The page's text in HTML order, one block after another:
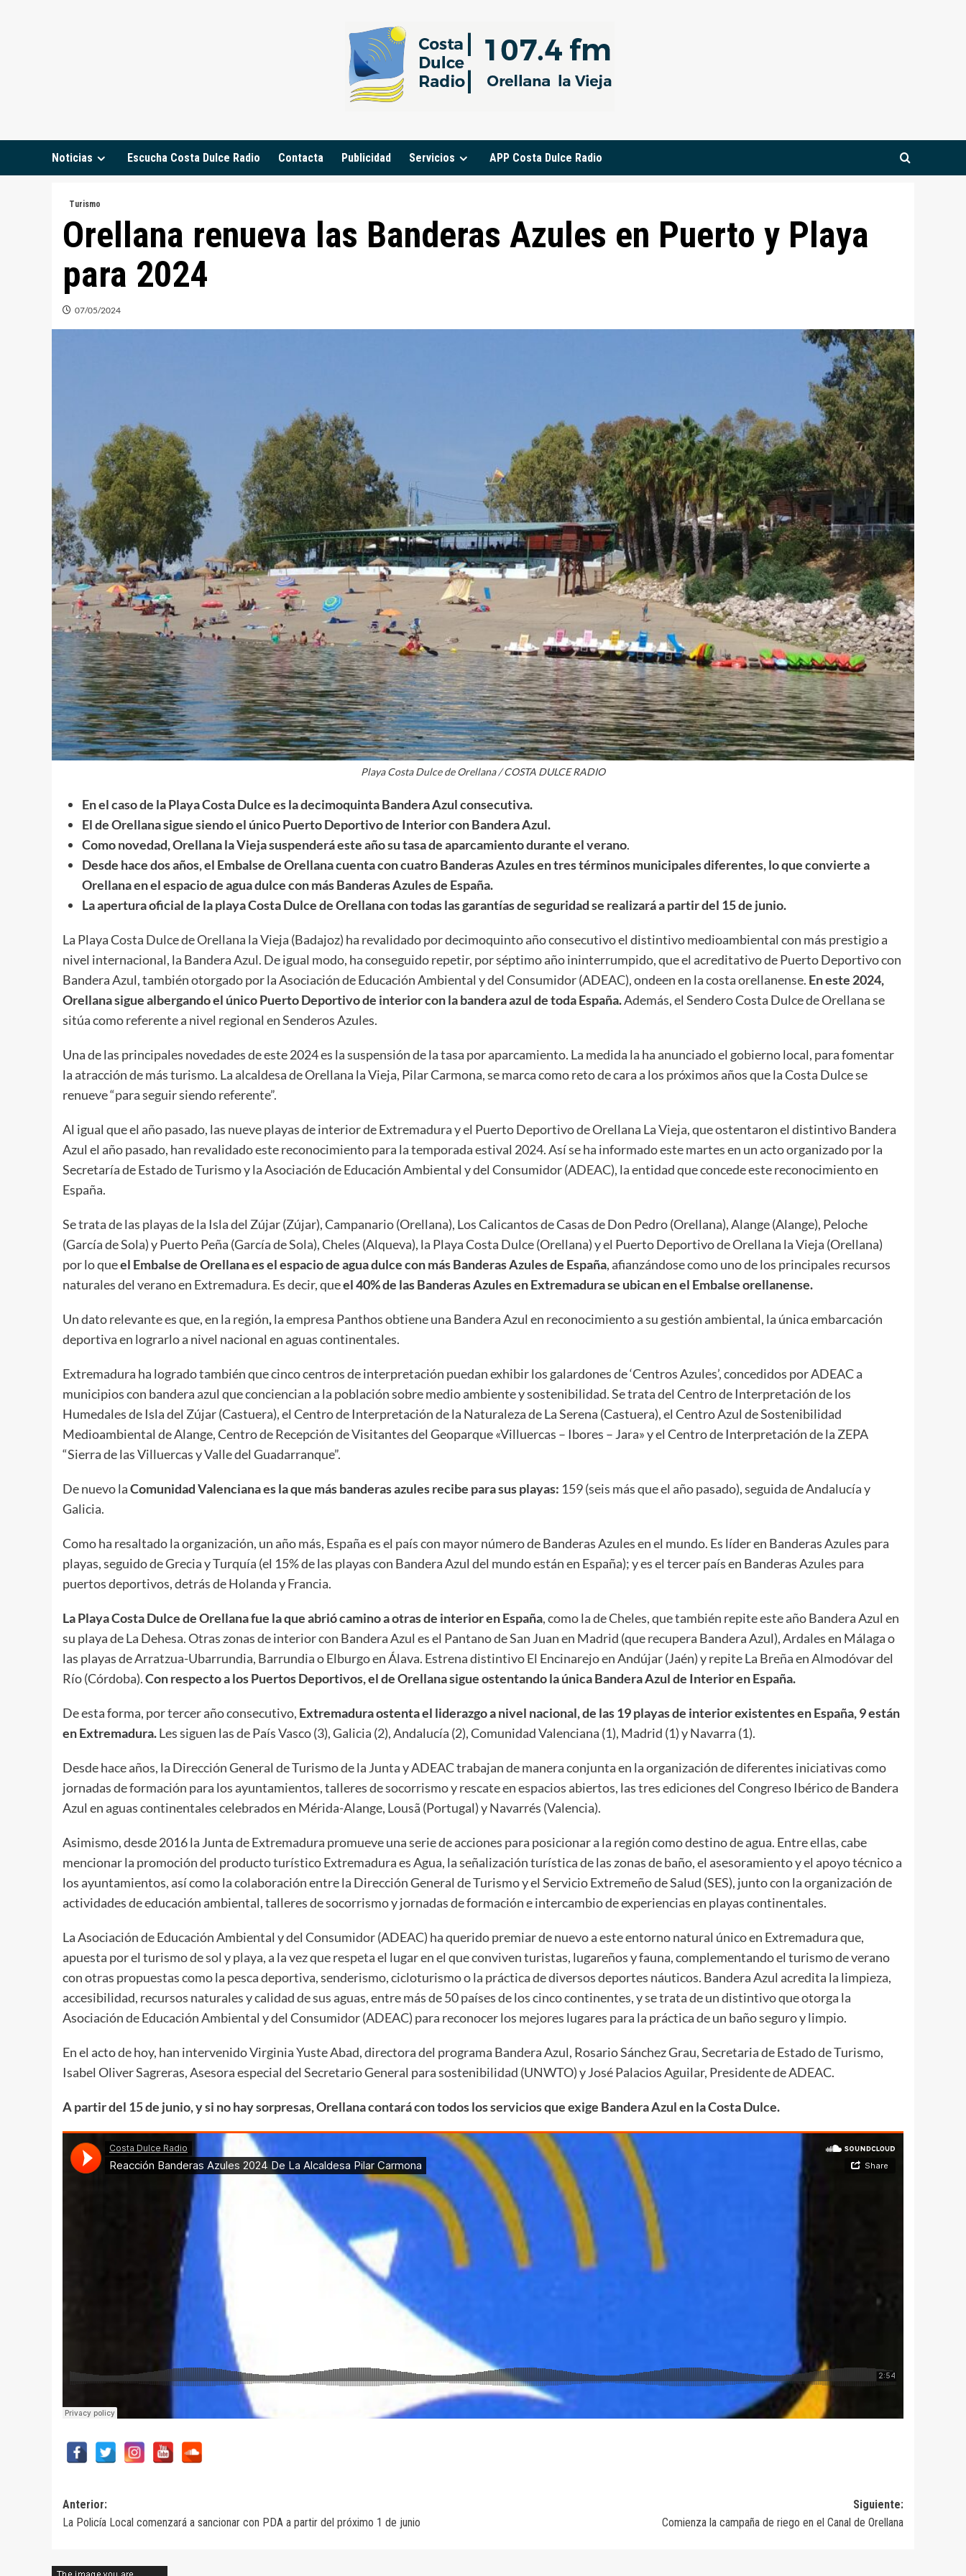
Noticias Escucha Costa Dulce Radio Contacta Publicidad Servicios APP Costa Dulce Radio
Turismo
Orellana renueva las Banderas Azules en Puerto y Playa
para 2024
07/05/2024
Playa Costa Dulce de Orellana / COSTA DULCE RADIO
En el caso de la Playa Costa Dulce es la decimoquinta Bandera Azul consecutiva.
El de Orellana sigue siendo el único Puerto Deportivo de Interior con Bandera Azul.
Como novedad, Orellana la Vieja suspenderá este año su tasa de aparcamiento durante el verano.
Desde hace dos años, el Embalse de Orellana cuenta con cuatro Banderas Azules en tres términos municipales diferentes, lo que convierte a
Orellana en el espacio de agua dulce con más Banderas Azules de España.
La apertura oficial de la playa Costa Dulce de Orellana con todas las garantías de seguridad se realizará a partir del 15 de junio.
La Playa Costa Dulce de Orellana la Vieja (Badajoz) ha revalidado por decimoquinto año consecutivo el distintivo medioambiental con más prestigio a
nivel internacional, la Bandera Azul. De igual modo, ha conseguido repetir, por séptimo año ininterrumpido, que el acreditativo de Puerto Deportivo con
Bandera Azul, también otorgado por la Asociación de Educación Ambiental y del Consumidor (ADEAC), ondeen en la costa orellanense. En este 2024,
Orellana sigue albergando el único Puerto Deportivo de interior con la bandera azul de toda España.Además, el Sendero Costa Dulce de Orellana se
sitúa como referente a nivel regional en Senderos Azules.
Una de las principales novedades de este 2024 es la suspensión de la tasa por aparcamiento. La medida la ha anunciado el gobierno local, para fomentar
la atracción de más turismo. La alcaldesa de Orellana la Vieja, Pilar Carmona, se marca como reto de cara a los próximos años que la Costa Dulce se
renueve “para seguir siendo referente”.
Al igual que el año pasado, las nueve playas de interior de Extremadura y el Puerto Deportivo de Orellana La Vieja, que ostentaron el distintivo Bandera
Azul el año pasado, han revalidado este reconocimiento para la temporada estival 2024. Así se ha informado este martes en un acto organizado por la
Secretaría de Estado de Turismo y la Asociación de Educación Ambiental y del Consumidor (ADEAC), la entidad que concede este reconocimiento en
España.
Se trata de las playas de la Isla del Zújar (Zújar), Campanario (Orellana), Los Calicantos de Casas de Don Pedro (Orellana), Alange (Alange), Peloche
(García de Sola) y Puerto Peña (García de Sola), Cheles (Alqueva), la Playa Costa Dulce (Orellana) y el Puerto Deportivo de Orellana la Vieja (Orellana)
por lo queel Embalse de Orellana es el espacio de agua dulce con más Banderas Azules de España, afianzándose como uno de los principales recursos
naturales del verano en Extremadura. Es decir, queel 40% de las Banderas Azules en Extremadura se ubican en el Embalse orellanense.
Un dato relevante es que, en la región,la empresa Panthos obtiene una Bandera Azul en reconocimiento a su gestión ambiental, la única embarcación
deportiva en lograrlo a nivel nacional en aguas continentales.
Extremadura ha logrado también que cinco centros de interpretación puedan exhibir los galardones de ‘Centros Azules’, concedidos por ADEAC a
municipios con bandera azul que conciencian a la población sobre medio ambiente y sostenibilidad. Se trata del Centro de Interpretación de los
Humedales de Isla del Zújar (Castuera), el Centro de Interpretación de la Naturaleza de La Serena (Castuera), el Centro Azul de Sostenibilidad
Medioambiental de Alange, Centro de Recepción de Visitantes del Geoparque «Villuercas – Ibores – Jara» y el Centro de Interpretación de la ZEPA
“Sierra de las Villuercas y Valle del Guadarranque”.
De nuevo laComunidad Valenciana es la que más banderas azules recibe para sus playas: 159 (seis más que el año pasado), seguida de Andalucía y
Galicia.
Como ha resaltado la organización, un año más, España es el país con mayor número de Banderas Azules en el mundo. Es líder en Banderas Azules para
playas, seguido de Grecia y Turquía (el 15% de las playas con Bandera Azul del mundo están en España); y es el tercer país en Banderas Azules para
puertos deportivos, detrás de Holanda y Francia.
La Playa Costa Dulce de Orellana fue la que abrió camino a otras de interior en España, como la de Cheles, que también repite este año Bandera Azul en
su playa de La Dehesa. Otras zonas de interior con Bandera Azul es el Pantano de San Juan en Madrid (que recupera Bandera Azul), Ardales en Málaga o
las playas de Arratzua-Ubarrundia, Barrundia o Elburgo en Álava. Estrena distintivo El Encinarejo en Andújar (Jaén) y repite La Breña en Almodóvar del
Río (Córdoba).Con respecto a los Puertos Deportivos, el de Orellana sigue ostentando la única Bandera Azul de Interior en España.
De esta forma, por tercer año consecutivo, Extremadura ostenta el liderazgo a nivel nacional, de las 19 playas de interior existentes en España, 9 están
en Extremadura.Les siguen las de País Vasco (3), Galicia (2), Andalucía (2), Comunidad Valenciana (1), Madrid (1) y Navarra (1).
Desde hace años, la Dirección General de Turismo de la Junta y ADEAC trabajan de manera conjunta en la organización de diferentes iniciativas como
jornadas de formación para los ayuntamientos, talleres de socorrismo y rescate en espacios abiertos, las tres ediciones del Congreso Ibérico de Bandera
Azul en aguas continentales celebrados en Mérida-Alange, Lousã (Portugal) y Navarrés (Valencia).
Asimismo, desde 2016 la Junta de Extremadura promueve una serie de acciones para posicionar a la región como destino de agua. Entre ellas, cabe
mencionar la promoción del producto turístico Extremadura es Agua, la señalización turística de las zonas de baño, el asesoramiento y el apoyo técnico a
los ayuntamientos, así como la colaboración entre la Dirección General de Turismo y el Servicio Extremeño de Salud (SES), junto con la organización de
actividades de educación ambiental, talleres de socorrismo y jornadas de formación e intercambio de experiencias en playas continentales.
La Asociación de Educación Ambiental y del Consumidor (ADEAC) ha querido premiar de nuevo a este entorno natural único en Extremadura que,
apuesta por el turismo de sol y playa, a la vez que respeta el lugar en el que conviven turistas, lugareños y fauna, complementando el turismo de verano
con otras propuestas como la pesca deportiva, senderismo, cicloturismo o la práctica de diversos deportes náuticos. Bandera Azul acredita la limpieza,
accesibilidad, recursos naturales y calidad de sus aguas, entre más de 50 países de los cinco continentes, y se trata de un distintivo que otorga la
Asociación de Educación Ambiental y del Consumidor (ADEAC) para reconocer los mejores lugares para la práctica de un baño seguro y limpio.
En el acto de hoy, han intervenido Virginia Yuste Abad, directora del programa Bandera Azul, Rosario Sánchez Grau, Secretaria de Estado de Turismo,
Isabel Oliver Sagreras, Asesora especial del Secretario General para sostenibilidad (UNWTO) y José Palacios Aguilar, Presidente de ADEAC.
A partir del 15 de junio, y si no hay sorpresas, Orellana contará con todos los servicios que exige Bandera Azul en la Costa Dulce.
Navegación
de
Anterior:
La Policía Local comenzará a sancionar con PDA a partir del próximo 1 de junio
Siguiente:
Comienza la campaña de riego en el Canal de Orellana